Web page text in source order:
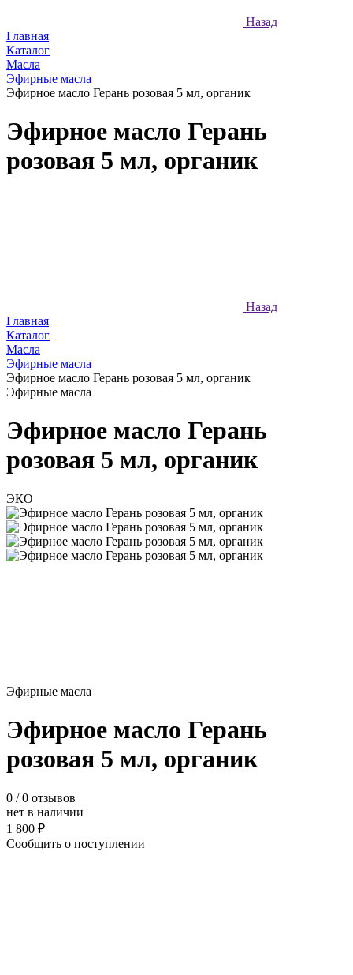
Назад
Главная
Каталог
Масла
Эфирные масла
Эфирное масло Герань розовая 5 мл, органик
Эфирное масло Герань
розовая 5 мл, органик
Назад
Главная
Каталог
Масла
Эфирные масла
Эфирное масло Герань розовая 5 мл, органик
Эфирные масла
Эфирное масло Герань
розовая 5 мл, органик
ЭКО
Эфирные масла
Эфирное масло Герань
розовая 5 мл, органик
0 / 0 отзывов
нет в наличии
1 800 ₽
Сообщить о поступлении